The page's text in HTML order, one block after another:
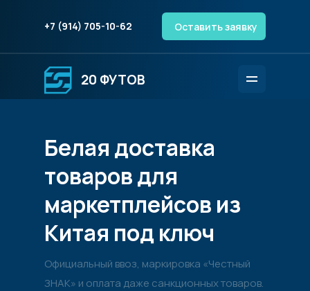
+7 (914) 705-10-62 Оставить заявку
20 ФУТОВ
Белая доставка
товаров для
маркетплейсов из
Китая под ключ
Официальный ввоз, маркировка «Честный
ЗНАК» и оплата даже санкционных товаров.